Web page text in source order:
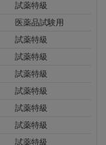
試薬特級
医薬品試験用
試薬特級
試薬特級
試薬特級
試薬特級
試薬特級
試薬特級
試薬特級